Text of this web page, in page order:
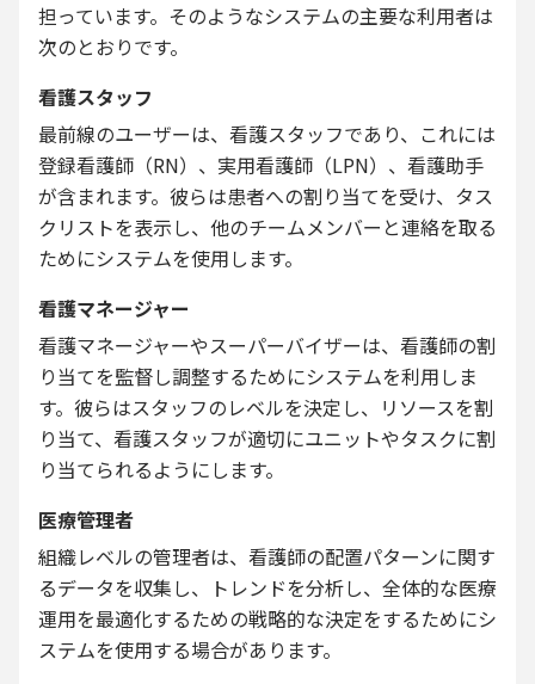
担っています。そのようなシステムの主要な利用者は
次のとおりです。
看護スタッフ
最前線のユーザーは、看護スタッフであり、これには
登録看護師（RN）、実用看護師（LPN）、看護助手
が含まれます。彼らは患者への割り当てを受け、タス
クリストを表示し、他のチームメンバーと連絡を取る
ためにシステムを使用します。
看護マネージャー
看護マネージャーやスーパーバイザーは、看護師の割
り当てを監督し調整するためにシステムを利用しま
す。彼らはスタッフのレベルを決定し、リソースを割
り当て、看護スタッフが適切にユニットやタスクに割
り当てられるようにします。
医療管理者
組織レベルの管理者は、看護師の配置パターンに関す
るデータを収集し、トレンドを分析し、全体的な医療
運用を最適化するための戦略的な決定をするためにシ
ステムを使用する場合があります。